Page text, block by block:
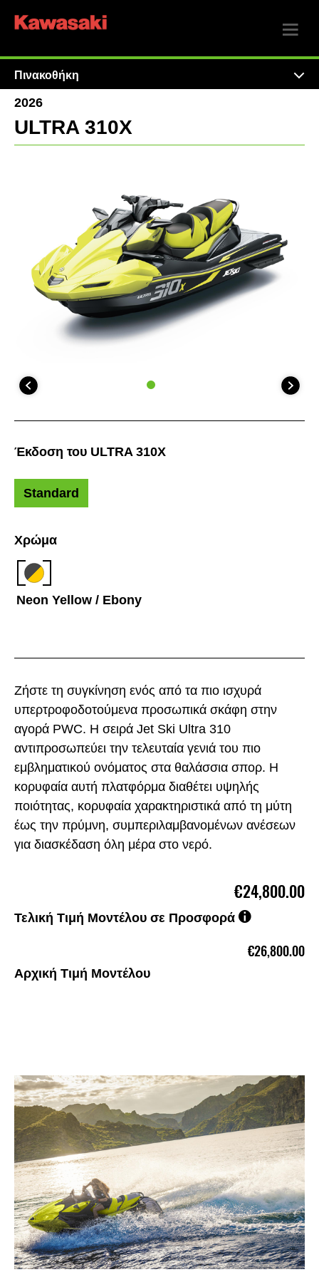
Πινακοθήκη
2026
ULTRA 310X
Ζήστε τη συγκίνηση ενός από τα πιο ισχυρά
υπερτροφοδοτούμενα προσωπικά σκάφη στην
αγορά PWC. Η σειρά Jet Ski Ultra 310
αντιπροσωπεύει την τελευταία γενιά του πιο
εμβληματικού ονόματος στα θαλάσσια σπορ. Η
κορυφαία αυτή πλατφόρμα διαθέτει υψηλής
ποιότητας, κορυφαία χαρακτηριστικά από τη μύτη
έως την πρύμνη, συμπεριλαμβανομένων ανέσεων
για διασκέδαση όλη μέρα στο νερό.
€24,800.00
Τελική Τιμή Μοντέλου σε Προσφορά
€26,800.00
Αρχική Τιμή Μοντέλου
Χρώμα
Neon Yellow / Ebony
Έκδοση του ULTRA 310X
Standard